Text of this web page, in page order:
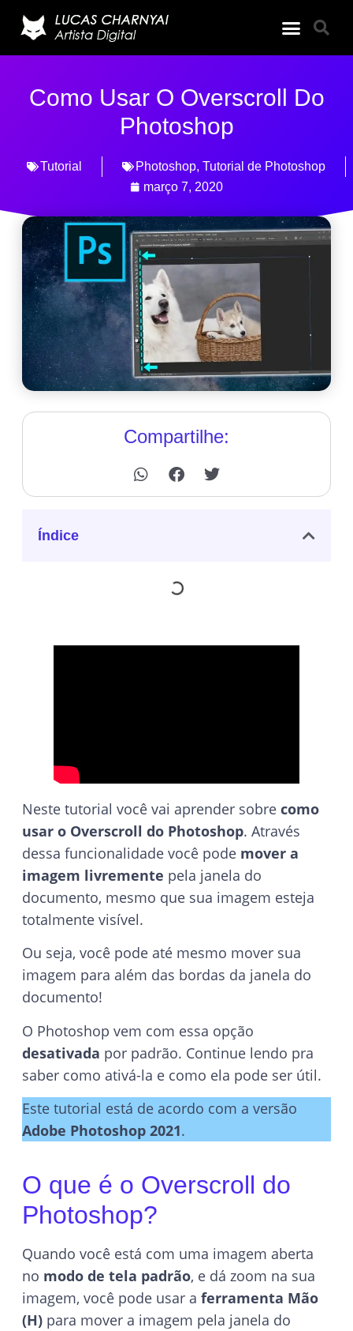
Como Usar O Overscroll Do
Photoshop
Tutorial Photoshop, Tutorial de Photoshop
março 7, 2020
Compartilhe:
Índice
Neste tutorial você vai aprender sobre como
usar o Overscroll do Photoshop. Através
dessa funcionalidade você pode mover a
imagem livremente pela janela do
documento, mesmo que sua imagem esteja
totalmente visível.
Ou seja, você pode até mesmo mover sua
imagem para além das bordas da janela do
documento!
O Photoshop vem com essa opção
desativada por padrão. Continue lendo pra
saber como ativá-la e como ela pode ser útil.
Este tutorial está de acordo com a versão
Adobe Photoshop 2021.
O que é o Overscroll do
Photoshop?
Quando você está com uma imagem aberta
no modo de tela padrão, e dá zoom na sua
imagem, você pode usar a ferramenta Mão
(H) para mover a imagem pela janela do